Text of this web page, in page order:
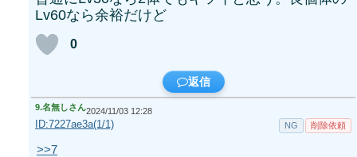
Lv60なら余裕だけど
0
返信
9.名無しさん2024/11/03 12:28
ID:7227ae3a(1/1) NG 削除依頼
>>7